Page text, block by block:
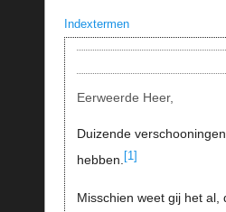
Indextermen
Eerweerde Heer,
Duizende
hebben. [1]
Misschien weet gij het al,